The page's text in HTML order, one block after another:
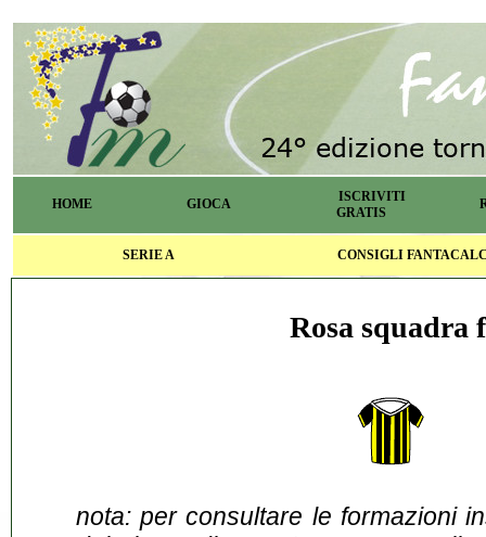
HOME GIOCA
ISCRIVITI
GRATIS
SERIE A CONSIGLI
Rosa squadra
nota: per consultare le formazioni